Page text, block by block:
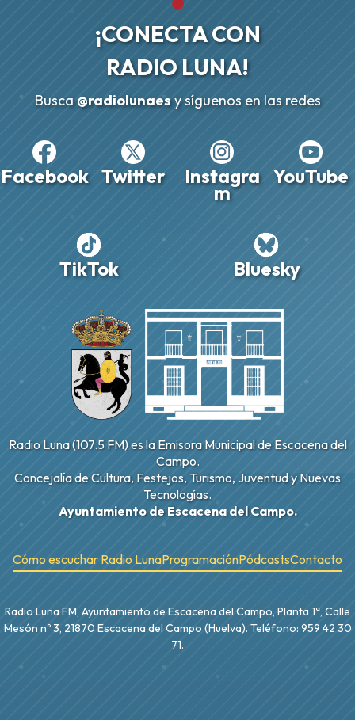
¡CONECTA CON
RADIO LUNA!
Busca@radiolunaesy síguenos en las redes
Facebook Twitter Instagra
m
YouTube
TikTok Bluesky
Radio Luna (107.5 FM) es la Emisora Municipal de Escacena del
Campo.
Concejalía de Cultura, Festejos, Turismo, Juventud y Nuevas
Tecnologías.
Ayuntamiento de Escacena del Campo.
Cómo escuchar Radio LunaProgramaciónPódcastsContacto
Radio Luna FM, Ayuntamiento de Escacena del Campo, Planta 1ª, Calle
Mesón nº 3, 21870 Escacena del Campo (Huelva). Teléfono: 959 42 30
71.